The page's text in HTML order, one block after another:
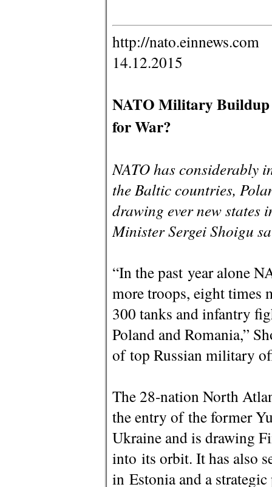
http://nato.einnews.com
14.12.2015
NATO Military Buildup
for War?
NATO has considerably
the Baltic countries,
drawing ever new states
Minister Sergei Shoigu
“In the past year alone
more troops, eight times
300 tanks and infantry
Poland and Romania,”
of top Russian military
The 28-nation North
the entry of the former
Ukraine and is drawing
into its orbit. It has also
in Estonia and a